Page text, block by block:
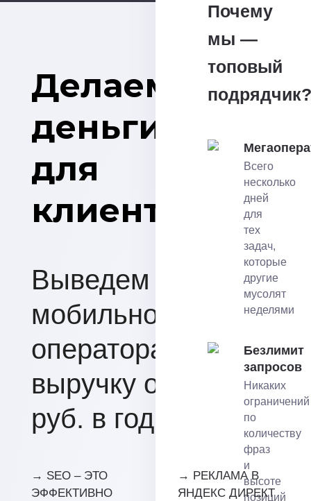
Делаем
деньги
для
клиентов
Выведем сайт
мобильного
оператора на
выручку от 50 млн.
руб. в год.
Почему
мы —
топовый
подрядчик?
Всего
несколько
дней
для
тех
задач,
которые
другие
мусолят
неделями
Безлимит
запросов
Никаких
ограничений
по
количеству
фраз
и
высоте
позиций
→ SEO – ЭТО
ЭФФЕКТИВНО
→ РЕКЛАМА В
ЯНДЕКС ДИРЕКТ